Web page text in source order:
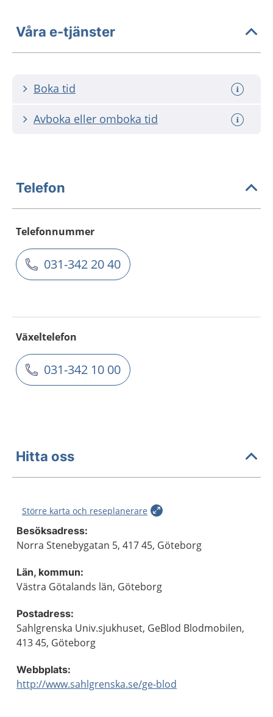
Våra e-tjänster
Boka tid
Avboka eller omboka tid
Telefon
Telefonnummer
031-342 20 40
Växeltelefon
031-342 10 00
Hitta oss
Större karta och reseplanerare
Besöksadress:
Norra Stenebygatan 5, 417 45, Göteborg
Län, kommun:
Västra Götalands län, Göteborg
Postadress:
Sahlgrenska Univ.sjukhuset, GeBlod Blodmobilen,
413 45, Göteborg
Webbplats:
http://www.sahlgrenska.se/ge-blod